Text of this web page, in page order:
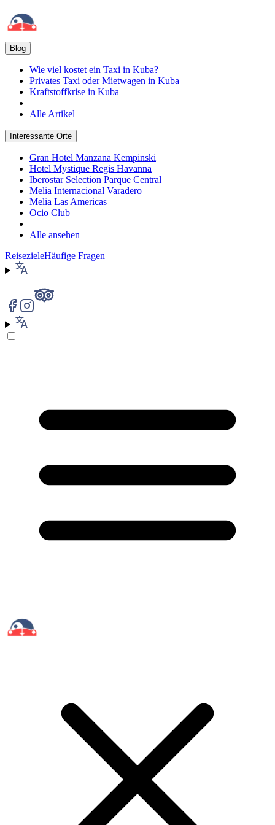
Blog
Wie viel kostet ein Taxi in Kuba?
Privates Taxi oder Mietwagen in Kuba
Kraftstoffkrise in Kuba
Alle Artikel
Interessante Orte
Gran Hotel Manzana Kempinski
Hotel Mystique Regis Havanna
Iberostar Selection Parque Central
Melia Internacional Varadero
Melia Las Americas
Ocio Club
Alle ansehen
ReisezieleHäufige Fragen